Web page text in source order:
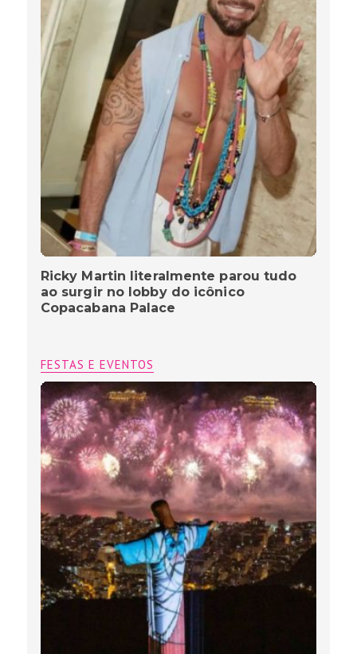
Ricky Martin literalmente parou tudo
ao surgir no lobby do icônico
Copacabana Palace
FESTAS E EVENTOS